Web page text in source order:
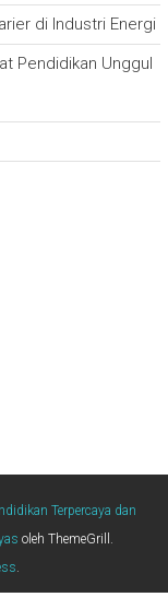
di Industri Energi
Pendidikan Unggul
Terpercaya dan
oleh ThemeGrill.
.